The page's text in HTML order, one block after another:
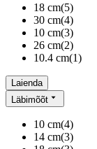
18 cm(5)
30 cm(4)
10 cm(3)
26 cm(2)
10.4 cm(1)
Laienda
Läbimõõt
10 cm(4)
14 cm(3)